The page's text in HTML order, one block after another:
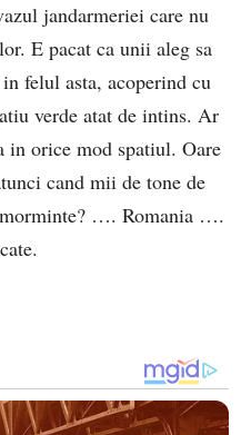
jandarmeriei care nu
E pacat ca unii aleg sa
felul asta, acoperind cu
verde atat de intins. Ar
in orice mod spatiul. Oare
cand mii de tone de
morminte? …. Romania ….